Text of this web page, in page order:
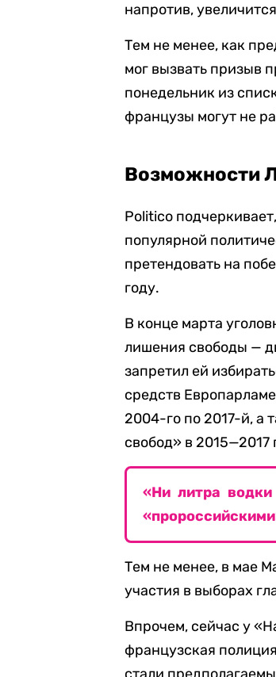
напротив,
Тем не менее, как
мог вызвать призыв
понедельник из
французы могут не
Возможности
Politico
популярной
претендовать на
году.
В конце марта
лишения свободы —
запретил ей
средств
2004-го по 2017-й, а
свобод» в 2015—2017
«Ни литра
Тем не менее, в мае
участия в выборах
Впрочем, сейчас у
французская